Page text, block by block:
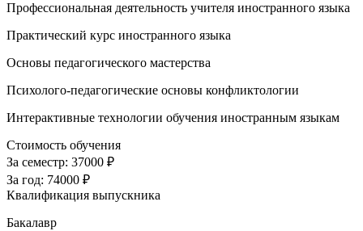
Профессиональная деятельность учителя иностранного языка
Практический курс иностранного языка
Основы педагогического мастерства
Психолого-педагогические основы конфликтологии
Интерактивные технологии обучения иностранным языкам
Стоимость обучения
За семестр: 37000 ₽
За год: 74000 ₽
Квалификация выпускника
Бакалавр